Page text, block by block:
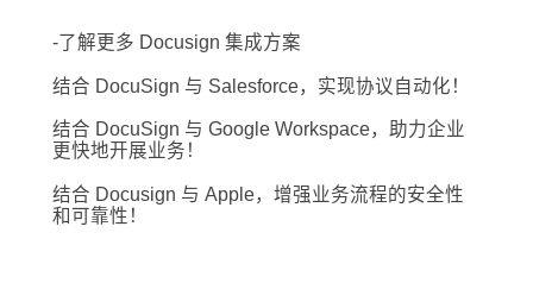
-了解更多 Docusign 集成方案
结合 DocuSign 与 Salesforce，实现协议自动化！
结合 DocuSign 与 Google Workspace，助力企业
更快地开展业务！
结合 Docusign 与 Apple，增强业务流程的安全性
和可靠性！